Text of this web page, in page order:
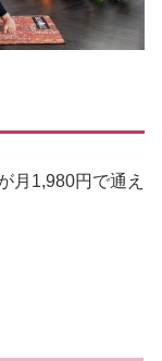
月1,980円で通え